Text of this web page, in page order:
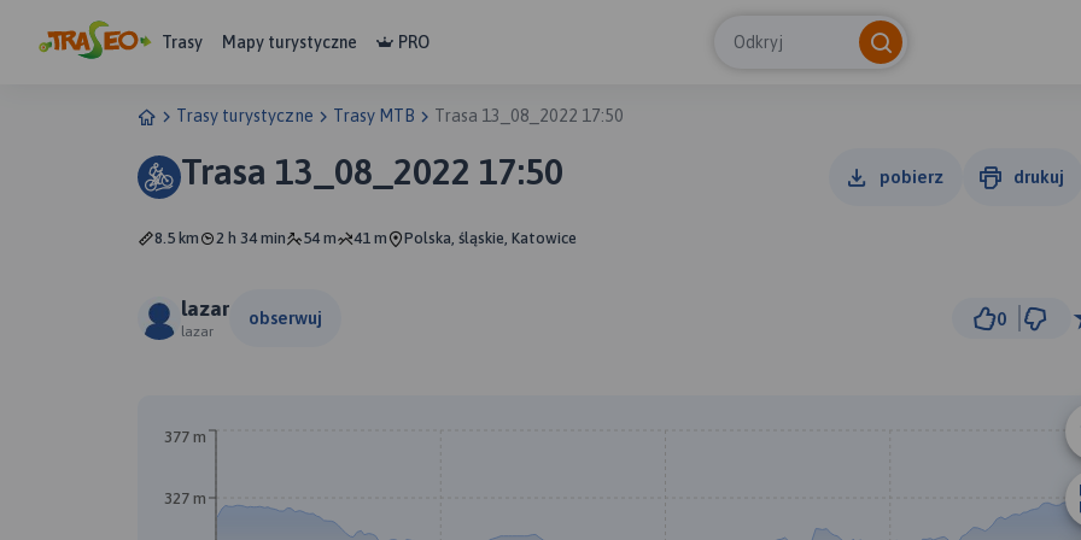
Trasy Mapy turystyczne PRO Odkryj
Trasy turystyczne Trasy MTB Trasa 13_08_2022 17:50
Trasa 13_08_2022 17:50 pobierz drukuj
8.5 km 2 h 34 min 54 m 41 m Polska, śląskie, Katowice
lazar
lazar
obserwuj 0
1 km
327 m
377 m